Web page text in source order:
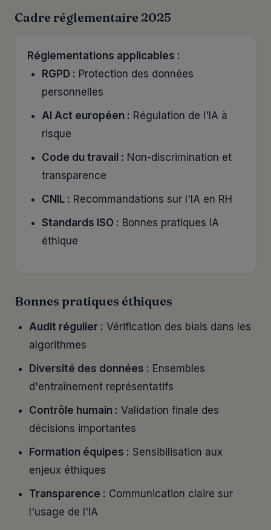
Cadre réglementaire 2025
Réglementations applicables :
RGPD : Protection des données
personnelles
AI Act européen : Régulation de l'IA à
risque
Code du travail : Non-discrimination et
transparence
CNIL : Recommandations sur l'IA en RH
Standards ISO : Bonnes pratiques IA
éthique
Bonnes pratiques éthiques
Audit régulier : Vérification des biais dans les
algorithmes
Diversité des données : Ensembles
d'entraînement représentatifs
Contrôle humain : Validation finale des
décisions importantes
Formation équipes : Sensibilisation aux
enjeux éthiques
Transparence : Communication claire sur
l'usage de l'IA